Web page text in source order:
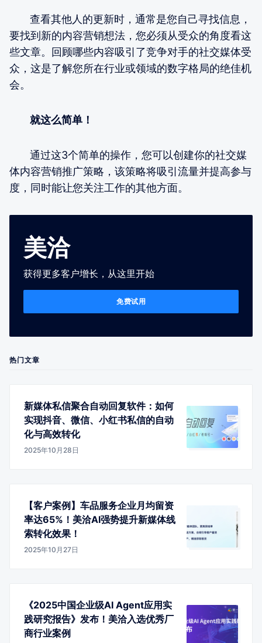
查看其他人的更新时，通常是您自己寻找信息，
要找到新的内容营销想法，您必须从受众的角度看这
些文章。回顾哪些内容吸引了竞争对手的社交媒体受
众，这是了解您所在行业或领域的数字格局的绝佳机
会。
就这么简单！
通过这3个简单的操作，您可以创建你的社交媒
体内容营销推广策略，该策略将吸引流量并提高参与
度，同时能让您关注工作的其他方面。
美洽
获得更多客户增长，从这里开始
免费试用
热门文章
新媒体私信聚合自动回复软件：如何
实现抖音、微信、小红书私信的自动
化与高效转化
2025年10月28日
【客户案例】车品服务企业月均留资
率达65%！美洽AI强势提升新媒体线
索转化效果！
2025年10月27日
《2025中国企业级AI Agent应用实
践研究报告》发布！美洽入选优秀厂
商行业案例